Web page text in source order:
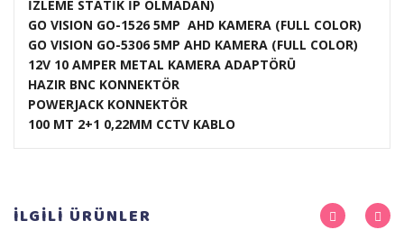
İZLEME STATİK İP OLMADAN)
GO VISION GO-1526 5MP AHD KAMERA (FULL COLOR)
GO VISION GO-5306 5MP AHD KAMERA (FULL COLOR)
12V 10 AMPER METAL KAMERA ADAPTÖRÜ
HAZIR BNC KONNEKTÖR
POWERJACK KONNEKTÖR
100 MT 2+1 0,22MM CCTV KABLO
İLGİLİ ÜRÜNLER